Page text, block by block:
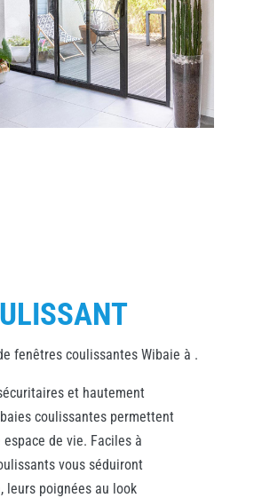
fenêtres coulissantes Wibaie à .
et hautement
coulissantes permettent
de vie. Faciles à
vous séduiront
leurs poignées au look